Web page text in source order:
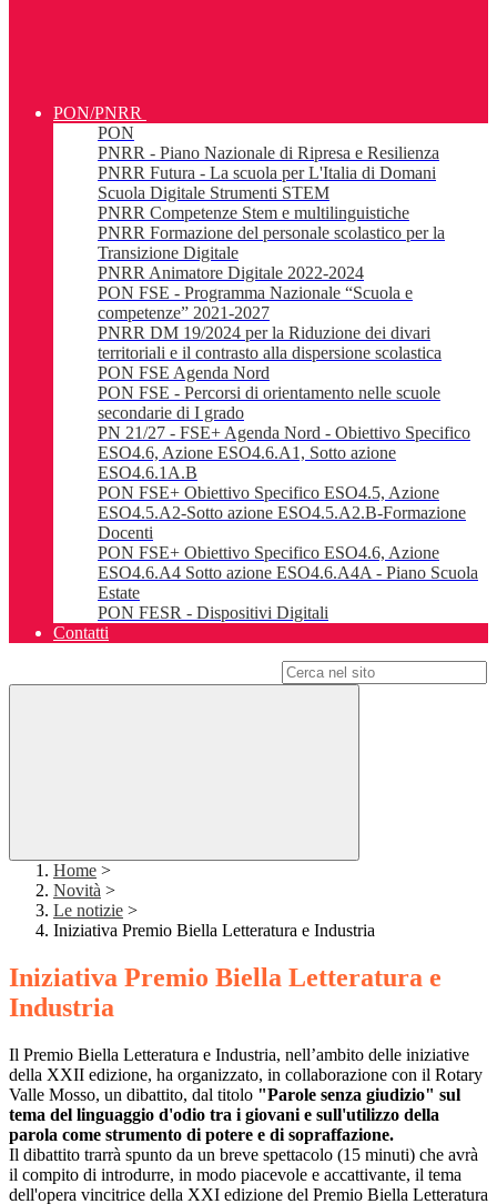
PON/PNRR
PON
PNRR - Piano Nazionale di Ripresa e Resilienza
PNRR Futura - La scuola per L'Italia di Domani
Scuola Digitale Strumenti STEM
PNRR Competenze Stem e multilinguistiche
PNRR Formazione del personale scolastico per la
Transizione Digitale
PNRR Animatore Digitale 2022-2024
PON FSE - Programma Nazionale “Scuola e
competenze” 2021-2027
PNRR DM 19/2024 per la Riduzione dei divari
territoriali e il contrasto alla dispersione scolastica
PON FSE Agenda Nord
PON FSE - Percorsi di orientamento nelle scuole
secondarie di I grado
PN 21/27 - FSE+ Agenda Nord - Obiettivo Specifico
ESO4.6, Azione ESO4.6.A1, Sotto azione
ESO4.6.1A.B
PON FSE+ Obiettivo Specifico ESO4.5, Azione
ESO4.5.A2-Sotto azione ESO4.5.A2.B-Formazione
Docenti
PON FSE+ Obiettivo Specifico ESO4.6, Azione
ESO4.6.A4 Sotto azione ESO4.6.A4A - Piano Scuola
Estate
PON FESR - Dispositivi Digitali
Contatti
Home >
Novità >
Le notizie >
Iniziativa Premio Biella Letteratura e Industria
Iniziativa Premio Biella Letteratura e
Industria
Il Premio Biella Letteratura e Industria, nell’ambito delle iniziative
della XXII edizione, ha organizzato, in collaborazione con il Rotary
Valle Mosso, un dibattito, dal titolo "Parole senza giudizio" sul
tema del linguaggio d'odio tra i giovani e sull'utilizzo della
parola come strumento di potere e di sopraffazione.
Il dibattito trarrà spunto da un breve spettacolo (15 minuti) che avrà
il compito di introdurre, in modo piacevole e accattivante, il tema
dell'opera vincitrice della XXI edizione del Premio Biella Letteratura